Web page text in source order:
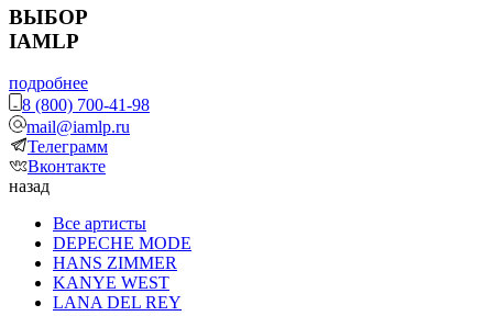
ВЫБОР
IAMLP
подробнее
8 (800) 700-41-98
mail@iamlp.ru
Телеграмм
Вконтакте
назад
Все артисты
DEPECHE MODE
HANS ZIMMER
KANYE WEST
LANA DEL REY